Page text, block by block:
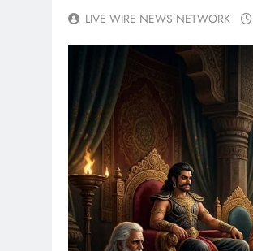
LIVE WIRE NEWS NETWORK